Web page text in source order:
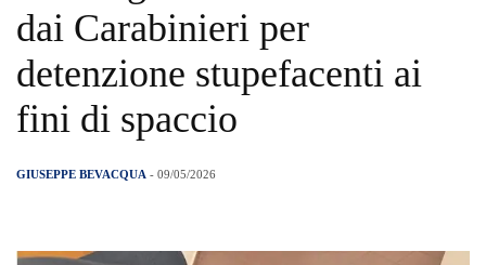
dai Carabinieri per
detenzione stupefacenti ai
fini di spaccio
GIUSEPPE BEVACQUA - 09/05/2026